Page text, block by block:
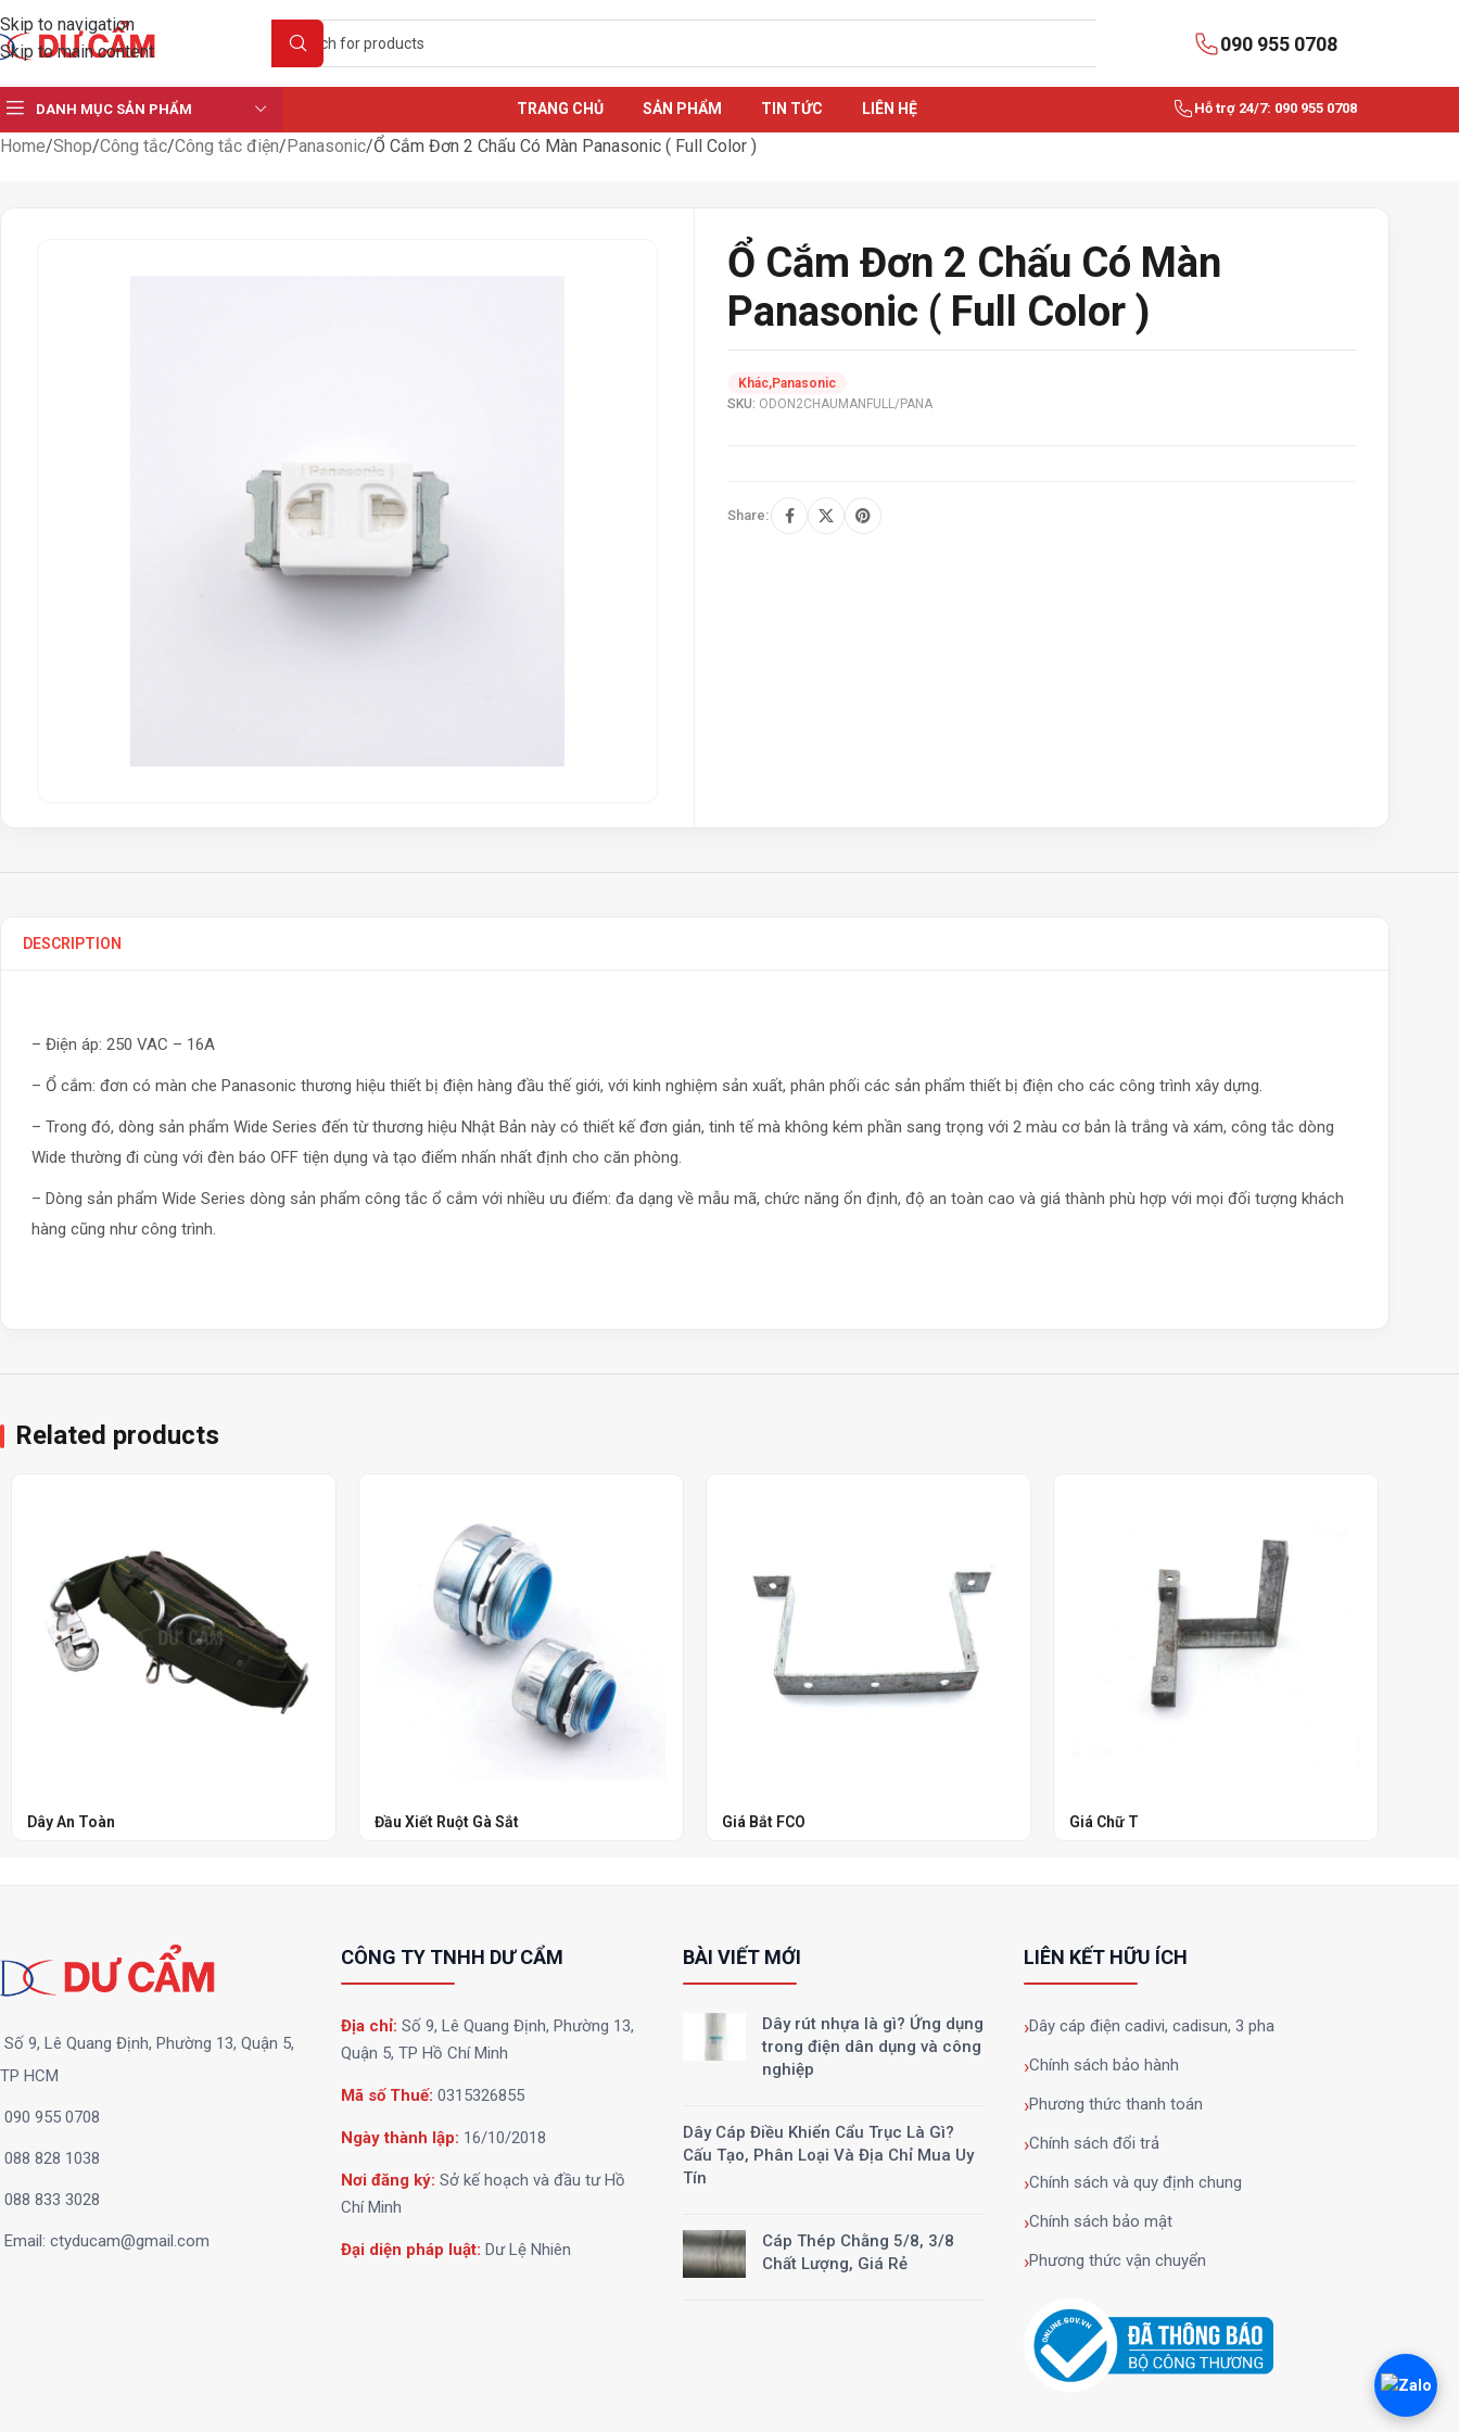
Skip to navigation
Skip to main content
090 955 0708
DANH MỤC SẢN PHẨM TRANG CHỦ SẢN PHẨM TIN TỨC LIÊN HỆ Hỗ trợ 24/7: 090 955 0708
Home Shop Công tắc Công tắc điện Panasonic Ổ Cắm Đơn 2 Chấu Có Màn Panasonic ( Full Color )
Ổ Cắm Đơn 2 Chấu Có Màn
Panasonic ( Full Color )
SKU: ODON2CHAUMANFULL/PANA
Khác,Panasonic
Share:
DESCRIPTION
– Điện áp: 250 VAC – 16A
– Ổ cắm: đơn có màn che Panasonic thương hiệu thiết bị điện hàng đầu thế giới, với kinh nghiệm sản xuất, phân phối các sản phẩm thiết bị điện cho các công trình xây dựng.
– Trong đó, dòng sản phẩm Wide Series đến từ thương hiệu Nhật Bản này có thiết kế đơn giản, tinh tế mà không kém phần sang trọng với 2 màu cơ bản là trắng và xám, công tắc dòng
Wide thường đi cùng với đèn báo OFF tiện dụng và tạo điểm nhấn nhất định cho căn phòng.
– Dòng sản phẩm Wide Series dòng sản phẩm công tắc ổ cắm với nhiều ưu điểm: đa dạng về mẫu mã, chức năng ổn định, độ an toàn cao và giá thành phù hợp với mọi đối tượng khách
hàng cũng như công trình.
Related products
Dây An Toàn Đầu Xiết Ruột Gà Sắt Giá Bắt FCO Giá Chữ T
Số 9, Lê Quang Định, Phường 13, Quận 5,
TP HCM
090 955 0708
088 828 1038
088 833 3028
Email: ctyducam@gmail.com
CÔNG TY TNHH DƯ CẨM
Địa chỉ:Số 9, Lê Quang Định, Phường 13,
Quận 5, TP Hồ Chí Minh
Mã số Thuế: 0315326855
Ngày thành lập: 16/10/2018
Nơi đăng ký: Sở kế hoạch và đầu tư Hồ
Chí Minh
Đại diện pháp luật: Dư Lệ Nhiên
BÀI VIẾT MỚI
Dây rút nhựa là gì? Ứng dụng
trong điện dân dụng và công
nghiệp
Dây Cáp Điều Khiển Cẩu Trục Là Gì?
Cấu Tạo, Phân Loại Và Địa Chỉ Mua Uy
Tín
Cáp Thép Chằng 5/8, 3/8
Chất Lượng, Giá Rẻ
LIÊN KẾT HỮU ÍCH
Dây cáp điện cadivi, cadisun, 3 pha
Chính sách bảo hành
Phương thức thanh toán
Chính sách đổi trả
Chính sách và quy định chung
Chính sách bảo mật
Phương thức vận chuyển